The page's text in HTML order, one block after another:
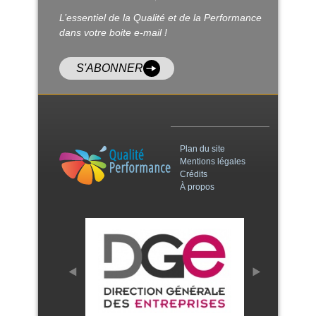
L’essentiel de la Qualité et de la Performance
dans votre boite e-mail !
S'ABONNER
Plan du site
Mentions légales
Crédits
À propos